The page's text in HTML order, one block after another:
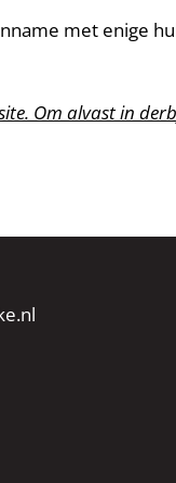
met enige
Om alvast in